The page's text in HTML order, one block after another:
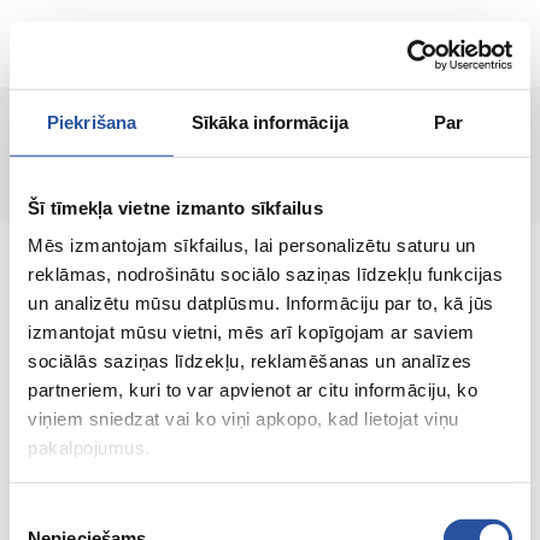
Piekrišana Sīkāka informācija Par
Šī tīmekļa vietne izmanto sīkfailus
Mēs izmantojam sīkfailus, lai personalizētu saturu un
reklāmas, nodrošinātu sociālo saziņas līdzekļu funkcijas
un analizētu mūsu datplūsmu. Informāciju par to, kā jūs
izmantojat mūsu vietni, mēs arī kopīgojam ar saviem
sociālās saziņas līdzekļu, reklamēšanas un analīzes
partneriem, kuri to var apvienot ar citu informāciju, ko
viņiem sniedzat vai ko viņi apkopo, kad lietojat viņu
pakalpojumus.
RU
Страница не найдена!
Интернет-магазин с выгодными ценами и
качественными товарами, где
удовлетворённость клиента является нашей
главной ценностью.
Vse dlja vashego doma i sada!